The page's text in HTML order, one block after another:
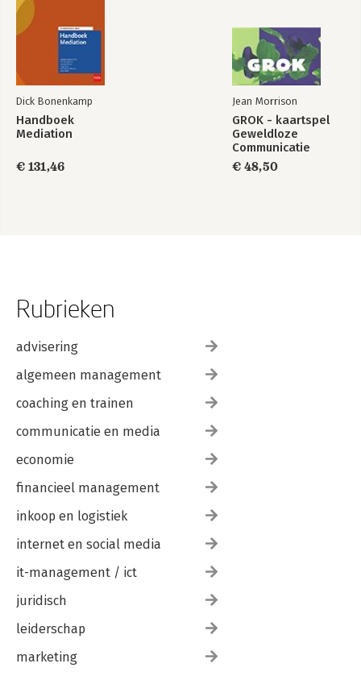
Dick Bonenkamp
Handboek
Mediation
€ 131,46
Jean Morrison
GROK - kaartspel
Geweldloze
Communicatie
€ 48,50
Rubrieken
advisering
algemeen management
coaching en trainen
communicatie en media
economie
financieel management
inkoop en logistiek
internet en social media
it-management / ict
juridisch
leiderschap
marketing